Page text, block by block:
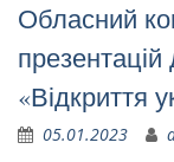
Обласний
презентацій
«Відкриття
05.01.2023